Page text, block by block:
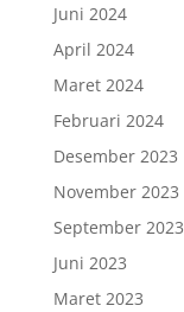
Juni 2024
April 2024
Maret 2024
Februari 2024
Desember 2023
November 2023
September 2023
Juni 2023
Maret 2023